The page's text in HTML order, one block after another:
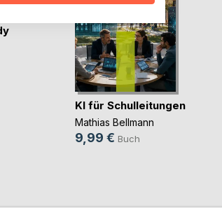
KI für Schulleitungen
Mathias Bellmann
9,99 € Buch